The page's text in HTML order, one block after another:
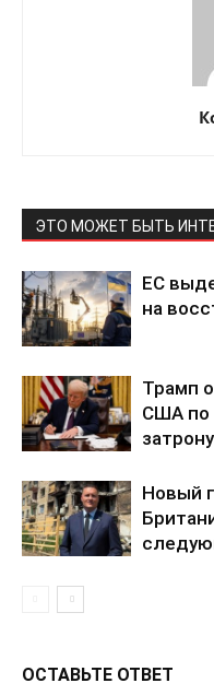
ЭТО МОЖЕТ БЫТЬ
ЕС
на
Трамп
США по
Новый
ОСТАВЬТЕ ОТВЕТ